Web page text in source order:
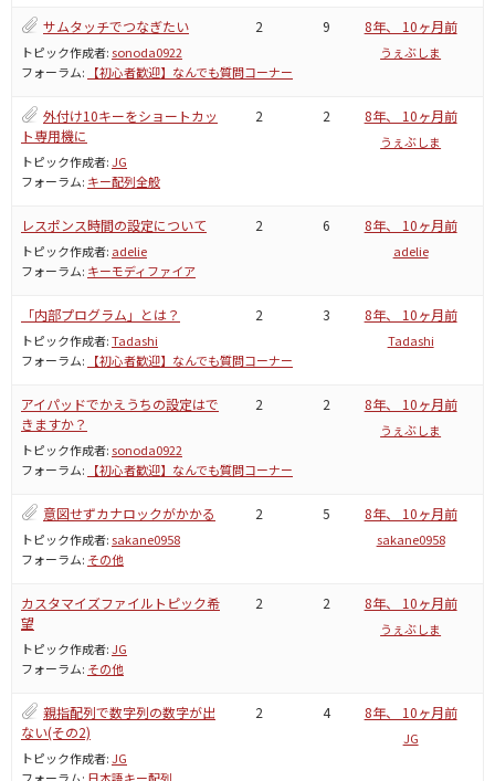
サムタッチでつなぎたい
トピック作成者:sonoda0922
フォーラム:
【初心者歓迎】なんでも質問コーナー
2 9 8年、 10ヶ月前
うぇぶしま
外付け10キーをショートカッ
ト専用機に
トピック作成者:JG
フォーラム: キー配列全般
2 2 8年、 10ヶ月前
うぇぶしま
レスポンス時間の設定について
トピック作成者: adelie
フォーラム: キーモディファイア
2 6 8年、 10ヶ月前
adelie
「内部プログラム」とは？
トピック作成者:Tadashi
フォーラム:
【初心者歓迎】なんでも質問コーナー
2 3 8年、 10ヶ月前
Tadashi
アイパッドでかえうちの設定はで
きますか？
トピック作成者:sonoda0922
フォーラム:
【初心者歓迎】なんでも質問コーナー
2 2 8年、 10ヶ月前
うぇぶしま
意図せずカナロックがかかる
トピック作成者:sakane0958
フォーラム: その他
2 5 8年、 10ヶ月前
sakane0958
カスタマイズファイルトピック希
望
トピック作成者:JG
フォーラム: その他
2 2 8年、 10ヶ月前
うぇぶしま
親指配列で数字列の数字が出
ない(その2)
トピック作成者:JG
2 4 8年、 10ヶ月前
JG